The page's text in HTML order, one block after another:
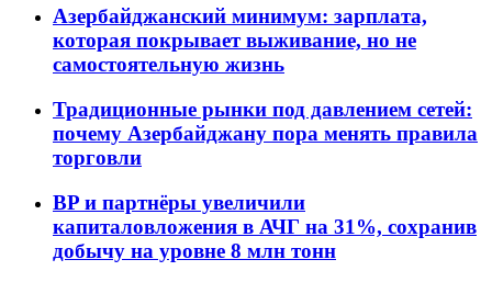
Азербайджанский минимум: зарплата,
которая покрывает выживание, но не
самостоятельную жизнь
Традиционные рынки под давлением сетей:
почему Азербайджану пора менять правила
торговли
BP и партнёры увеличили
капиталовложения в АЧГ на 31%, сохранив
добычу на уровне 8 млн тонн